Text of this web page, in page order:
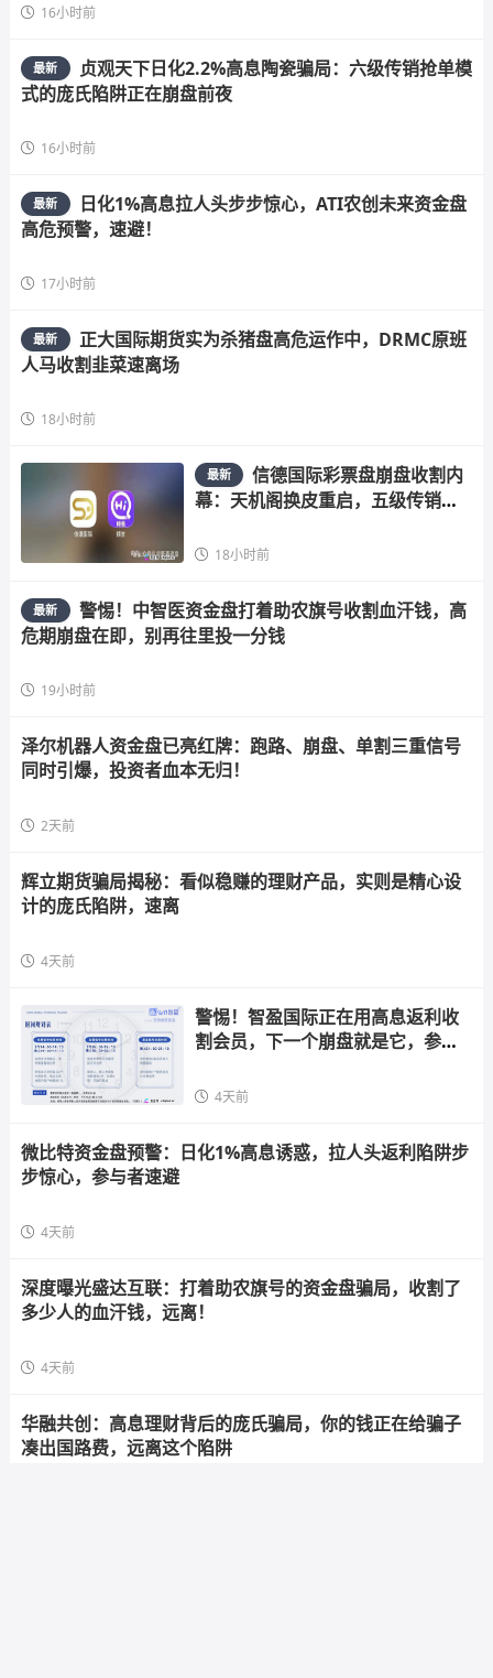
16小时前
最新
贞观天下日化2.2%高息陶瓷骗局：六级传销抢单模
式的庞氏陷阱正在崩盘前夜
16小时前
最新
日化1%高息拉人头步步惊心，ATI农创未来资金盘
高危预警，速避！
17小时前
最新
正大国际期货实为杀猪盘高危运作中，DRMC原班
人马收割韭菜速离场
18小时前
最新
信德国际彩票盘崩盘收割内
幕：天机阁换皮重启，五级传销骗
18小时前
最新
警惕！中智医资金盘打着助农旗号收割血汗钱，高
危期崩盘在即，别再往里投一分钱
19小时前
泽尔机器人资金盘已亮红牌：跑路、崩盘、单割三重信号
同时引爆，投资者血本无归！
2天前
辉立期货骗局揭秘：看似稳赚的理财产品，实则是精心设
计的庞氏陷阱，速离
4天前
警惕！智盈国际正在用高息返利收
割会员，下一个崩盘就是它，参与
4天前
微比特资金盘预警：日化1%高息诱惑，拉人头返利陷阱步
步惊心，参与者速避
4天前
深度曝光盛达互联：打着助农旗号的资金盘骗局，收割了
多少人的血汗钱，远离！
4天前
华融共创：高息理财背后的庞氏骗局，你的钱正在给骗子
凑出国路费，远离这个陷阱